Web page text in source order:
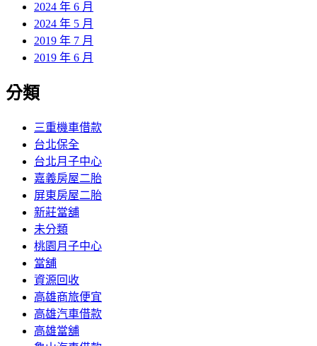
2024 年 6 月
2024 年 5 月
2019 年 7 月
2019 年 6 月
分類
三重機車借款
台北保全
台北月子中心
嘉義房屋二胎
屏東房屋二胎
新莊當舖
未分類
桃園月子中心
當舖
資源回收
高雄商旅便宜
高雄汽車借款
高雄當舖